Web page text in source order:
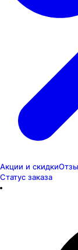
Акции и скидки
Статус заказа